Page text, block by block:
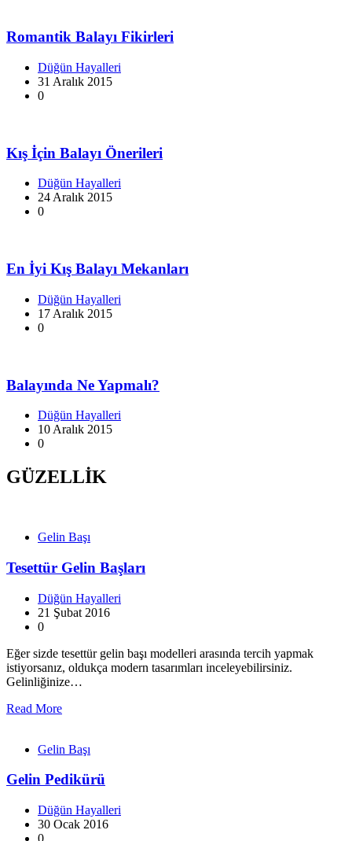
Romantik Balayı Fikirleri
Düğün Hayalleri
31 Aralık 2015
0
Kış İçin Balayı Önerileri
Düğün Hayalleri
24 Aralık 2015
0
En İyi Kış Balayı Mekanları
Düğün Hayalleri
17 Aralık 2015
0
Balayında Ne Yapmalı?
Düğün Hayalleri
10 Aralık 2015
0
GÜZELLİK
Gelin Başı
Tesettür Gelin Başları
Düğün Hayalleri
21 Şubat 2016
0
Eğer sizde tesettür gelin başı modelleri arasında tercih yapmak
istiyorsanız, oldukça modern tasarımları inceleyebilirsiniz.
Gelinliğinize…
Read More
Gelin Başı
Gelin Pedikürü
Düğün Hayalleri
30 Ocak 2016
0